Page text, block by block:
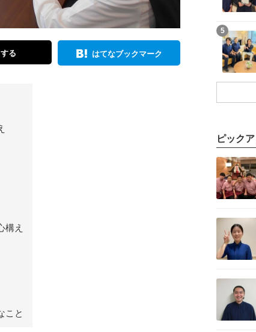
る はてなブックマーク
構え
こと
5
記事を読む
ピック